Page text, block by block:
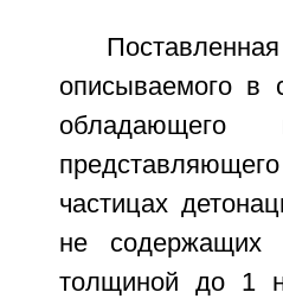
описываемого в
обладающего
частицах
не
толщиной до 1